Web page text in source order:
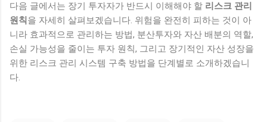
다음 글에서는 장기 투자자가 반드시 이해해야 할 리스크 관리
원칙 을 자세히 살펴보겠습니다. 위험을 완전히 피하는 것이 아
니라 효과적으로 관리하는 방법, 분산투자와 자산 배분의 역할,
손실 가능성을 줄이는 투자 원칙, 그리고 장기적인 자산 성장을
위한 리스크 관리 시스템 구축 방법을 단계별로 소개하겠습니
다.